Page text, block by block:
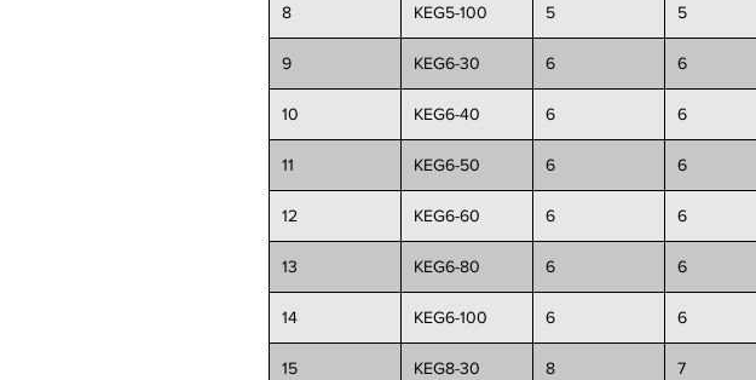
8 KEG5-100 5 5
9 KEG6-30 6 6
10 KEG6-40 6 6
11 KEG6-50 6 6
12 KEG6-60 6 6
13 KEG6-80 6 6
14 KEG6-100 6 6
15 KEG8-30 8 7